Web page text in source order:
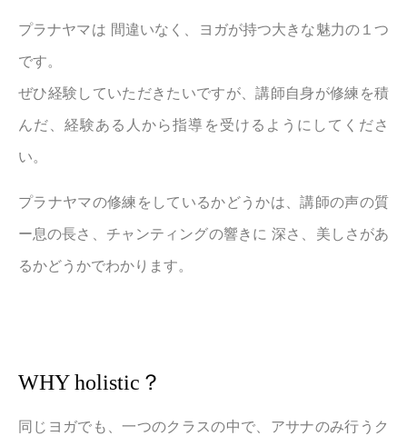
プラナヤマは 間違いなく、ヨガが持つ大きな魅力の１つ
です。
ぜひ経験していただきたいですが、講師自身が修練を積
んだ、経験ある人から指導を受けるようにしてくださ
い。
プラナヤマの修練をしているかどうかは、講師の声の質
ー息の長さ、チャンティングの響きに 深さ、美しさがあ
るかどうかでわかります。
WHY holistic？
同じヨガでも、一つのクラスの中で、アサナのみ行うク